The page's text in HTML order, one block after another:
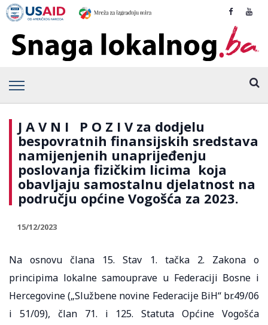
J A V N I P O Z I V za dodjelu
bespovratnih finansijskih sredstava
namijenjenih unaprijeđenju
poslovanja fizičkim licima koja
obavljaju samostalnu djelatnost na
području općine Vogošća za 2023.
15/12/2023
Na osnovu člana 15. Stav 1. tačka 2. Zakona o
principima lokalne samouprave u Federaciji Bosne i
Hercegovine („Službene novine Federacije BiH“ br.49/06
i 51/09), član 71. i 125. Statuta Općine Vogošća